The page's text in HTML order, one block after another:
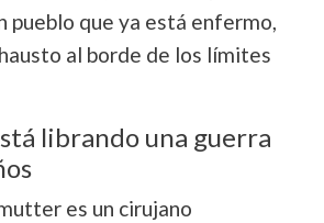
pueblo que ya está enfermo,
al borde de los límites
librando una guerra
es un cirujano